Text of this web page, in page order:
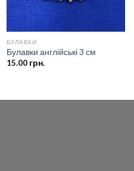
БУЛАВКИ
Булавки англійські 3 см
15.00грн.